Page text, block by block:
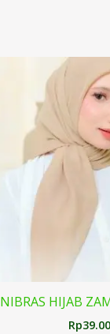
NIBRAS HIJAB
Rp